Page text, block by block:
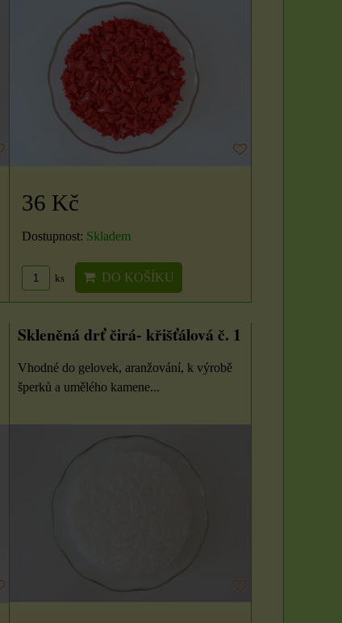
36 Kč
Dostupnost: Skladem
ks DO KOŠÍKU
Skleněná drť čirá- křišťálová č. 1
Vhodné do gelovek, aranžování, k výrobě
šperků a umělého kamene...
Sada 3 rituálních
svíček: Zlatý klíč k
hojnosti
Vytvořte si posvátný prostor
a otevřete se proudu
prosperity přímo...
250 Kč
Rituál Zlatý klíč k
Máte pocit, že se ve vašem
životě zastavil proud? Že i